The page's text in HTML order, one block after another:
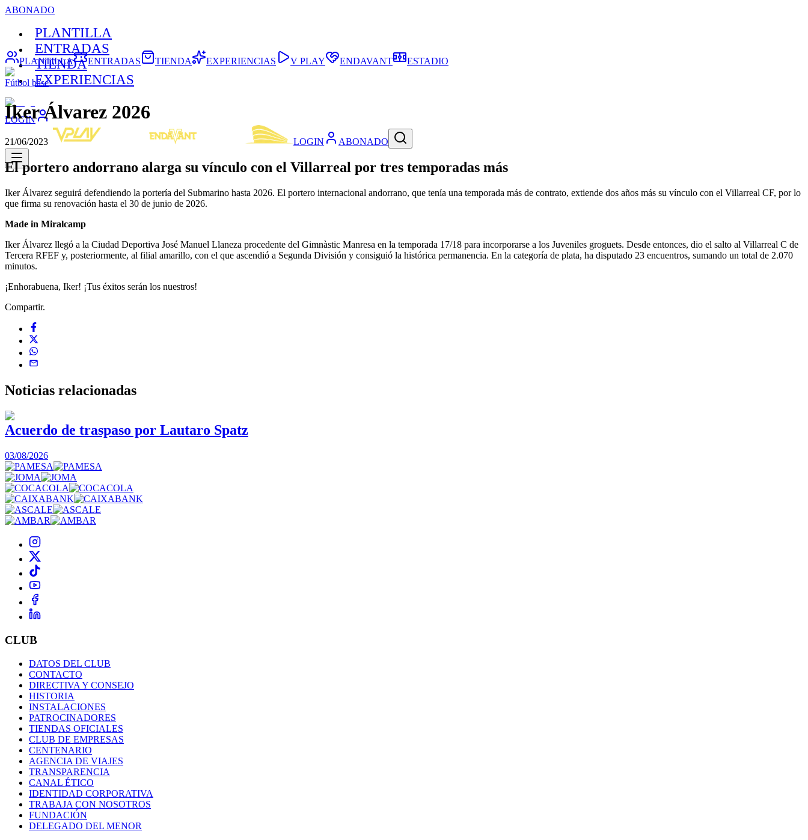
ABONADO
PLANTILLA
ENTRADAS
TIENDA
EXPERIENCIAS
LOGIN
LOGIN ABONADO
PLANTILLA ENTRADAS TIENDA EXPERIENCIAS V PLAY ENDAVANT ESTADIO
Fútbol base
Iker Álvarez 2026
21/06/2023
El portero andorrano alarga su vínculo con el Villarreal por tres temporadas más
Iker Álvarez seguirá defendiendo la portería del Submarino hasta 2026. El portero internacional andorrano, que tenía una temporada más de contrato, extiende dos años más su vínculo con el Villarreal CF, por lo
que firma su renovación hasta el 30 de junio de 2026.
Made in Miralcamp
Iker Álvarez llegó a la Ciudad Deportiva José Manuel Llaneza procedente del Gimnàstic Manresa en la temporada 17/18 para incorporarse a los Juveniles groguets. Desde entonces, dio el salto al Villarreal C de
Tercera RFEF y, posteriormente, al filial amarillo, con el que ascendió a Segunda División y consiguió la histórica permanencia. En la categoría de plata, ha disputado 23 encuentros, sumando un total de 2.070
minutos.
¡Enhorabuena, Iker! ¡Tus éxitos serán los nuestros!
Compartir.
Noticias relacionadas
Acuerdo de traspaso por Lautaro Spatz
03/08/2026
CLUB
DATOS DEL CLUB
CONTACTO
DIRECTIVA Y CONSEJO
HISTORIA
INSTALACIONES
PATROCINADORES
TIENDAS OFICIALES
CLUB DE EMPRESAS
CENTENARIO
AGENCIA DE VIAJES
TRANSPARENCIA
CANAL ÉTICO
IDENTIDAD CORPORATIVA
TRABAJA CON NOSOTROS
FUNDACIÓN
DELEGADO DEL MENOR